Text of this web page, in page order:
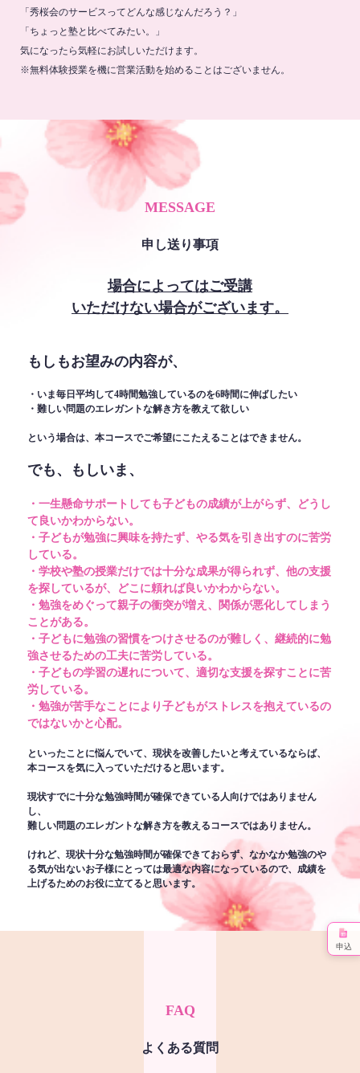
「秀桜会のサービスってどんな感じなんだろう？」
「ちょっと塾と比べてみたい。」
気になったら気軽にお試しいただけます。
※無料体験授業を機に営業活動を始めることはございません。
MESSAGE
申し送り事項
場合によってはご受講
いただけない場合がございます。
もしもお望みの内容が、
・いま毎日平均して4時間勉強しているのを6時間に伸ばしたい
・難しい問題のエレガントな解き方を教えて欲しい
という場合は、本コースでご希望にこたえることはできません。
でも、もしいま、
・一生懸命サポートしても子どもの成績が上がらず、どうし
て良いかわからない。
・子どもが勉強に興味を持たず、やる気を引き出すのに苦労
している。
・学校や塾の授業だけでは十分な成果が得られず、他の支援
を探しているが、どこに頼れば良いかわからない。
・勉強をめぐって親子の衝突が増え、関係が悪化してしまう
ことがある。
・子どもに勉強の習慣をつけさせるのが難しく、継続的に勉
強させるための工夫に苦労している。
・子どもの学習の遅れについて、適切な支援を探すことに苦
労している。
・勉強が苦手なことにより子どもがストレスを抱えているの
ではないかと心配。
といったことに悩んでいて、現状を改善したいと考えているならば、
本コースを気に入っていただけると思います。
現状すでに十分な勉強時間が確保できている人向けではありません
し、
難しい問題のエレガントな解き方を教えるコースではありません。
けれど、現状十分な勉強時間が確保できておらず、なかなか勉強のや
る気が出ないお子様にとっては最適な内容になっているので、成績を
上げるためのお役に立てると思います。
FAQ
よくある質問
申込